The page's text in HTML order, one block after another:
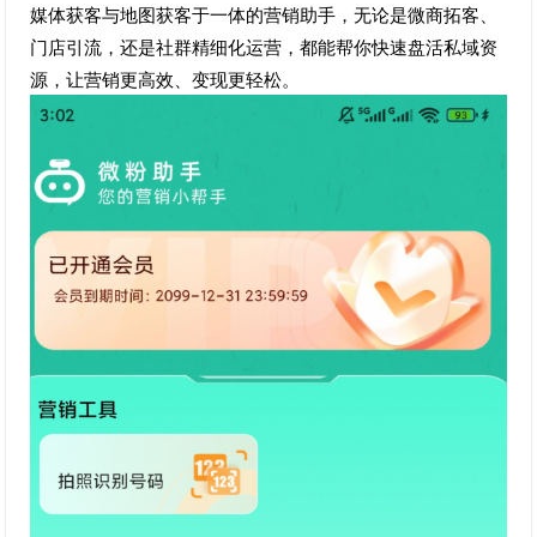
媒体获客与地图获客于一体的营销助手，无论是微商拓客、
门店引流，还是社群精细化运营，都能帮你快速盘活私域资
源，让营销更高效、变现更轻松。